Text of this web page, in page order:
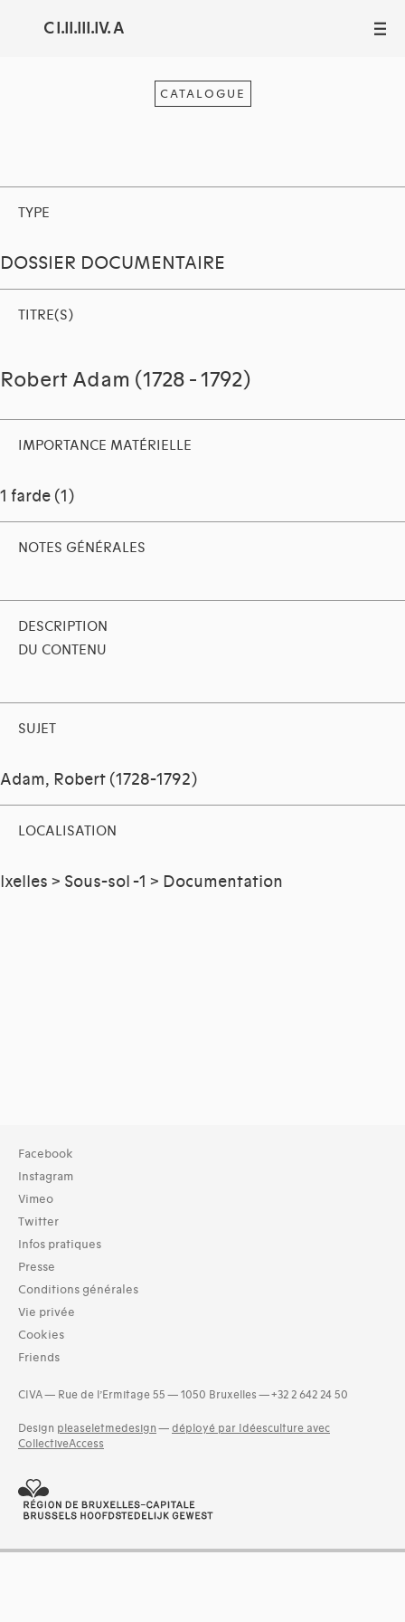
C I.II.III.IV. A III
CATALOGUE
TYPE
DOSSIER DOCUMENTAIRE
TITRE(S)
Robert Adam (1728 - 1792)
IMPORTANCE MATÉRIELLE
1 farde (1)
NOTES GÉNÉRALES
DESCRIPTION
DU CONTENU
SUJET
Adam, Robert (1728-1792)
LOCALISATION
Ixelles > Sous-sol -1 > Documentation
Facebook
Instagram
Vimeo
Twitter
Infos pratiques
Presse
Conditions générales
Vie privée
Cookies
Friends
CIVA — Rue de l’Ermitage 55 — 1050 Bruxelles — +32 2 642 24 50
Design pleaseletmedesign — déployé par Idéesculture avec
CollectiveAccess